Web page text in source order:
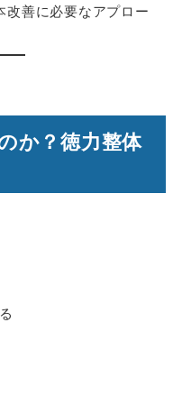
改善に必要なアプロー
か？徳力整体